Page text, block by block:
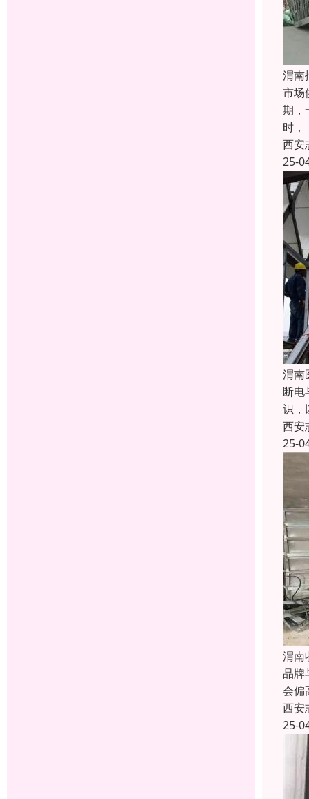
渭南
市场
期，
时，
西安
25-
渭南
断电
识，
西安
25-
渭南
品牌
会偏
西安
25-